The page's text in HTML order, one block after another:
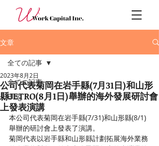
文章
全ての記事
Blog
全ての記事
公司代表菊岡在岩手縣(7月31日)和山形
縣JETRO(8月1日)舉辦的海外發展研討會
上發表演講
2023年8月2日
本公司代表菊岡在岩手縣(7/31)和山形縣(8/1)
舉辦的研討會上發表了演講。
菊岡代表以岩手縣和山形縣計劃拓展海外業務